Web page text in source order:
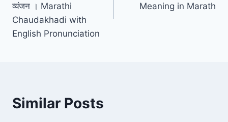
व्यंजन । Marathi
Chaudakhadi with
English Pronunciation
Meaning in Marath
Similar Posts